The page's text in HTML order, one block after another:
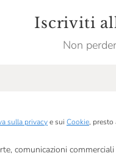
Iscriviti
Non
sulla privacye sui Cookie, presto
comunicazioni